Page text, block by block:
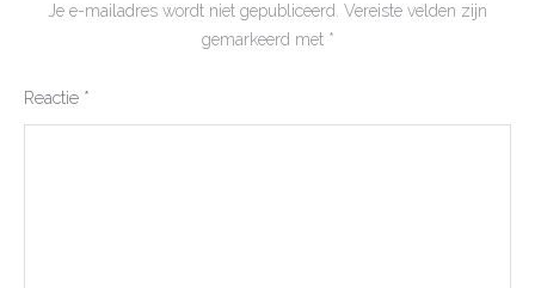
Je e-mailadres wordt niet gepubliceerd. Vereiste velden zijn
gemarkeerd met *
Reactie *